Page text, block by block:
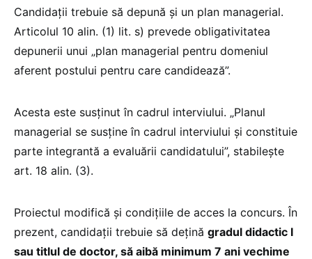
Candidații trebuie să depună și un plan managerial.
Articolul 10 alin. (1) lit. s) prevede obligativitatea
depunerii unui „plan managerial pentru domeniul
aferent postului pentru care candidează”.
Acesta este susținut în cadrul interviului. „Planul
managerial se susține în cadrul interviului și constituie
parte integrantă a evaluării candidatului”, stabilește
art. 18 alin. (3).
Proiectul modifică și condițiile de acces la concurs. În
prezent, candidații trebuie să dețină gradul didactic I
sau titlul de doctor, să aibă minimum 7 ani vechime